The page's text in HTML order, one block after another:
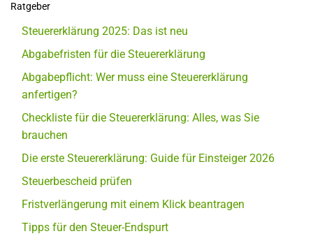
Ratgeber
Steuererklärung 2025: Das ist neu
Abgabefristen für die Steuererklärung
Abgabepflicht: Wer muss eine Steuererklärung
anfertigen?
Checkliste für die Steuererklärung: Alles, was Sie
brauchen
Die erste Steuererklärung: Guide für Einsteiger 2026
Steuerbescheid prüfen
Fristverlängerung mit einem Klick beantragen
Tipps für den Steuer-Endspurt